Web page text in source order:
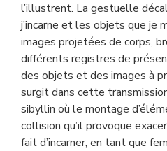
l’illustrent. La gestuelle
j’incarne et les objets que je
images projetées de corps,
différents registres de
des objets et des images à
surgit dans cette
sibyllin où le montage
collision qu’il provoque
fait d’incarner, en tant que